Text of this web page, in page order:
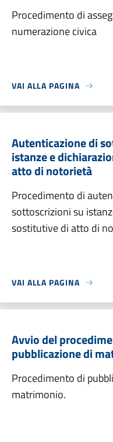
Procedimento di
numerazione civica
VAI ALLA PAGINA
Autenticazione di
istanze e
atto di notorietà
Procedimento di
sottoscrizioni su
sostitutive di atto di
VAI ALLA PAGINA
Avvio del
pubblicazione di
Procedimento di
matrimonio.